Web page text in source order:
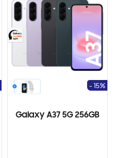
Galaxy A37 5G 256GB
- 15%